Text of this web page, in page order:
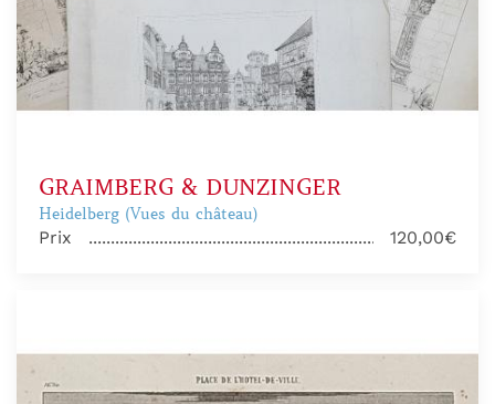
GRAIMBERG & DUNZINGER
Heidelberg (Vues du château)
Prix 120,00€